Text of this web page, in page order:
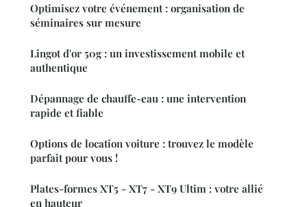
Optimisez votre événement : organisation de
séminaires sur mesure
Lingot d'or 50g : un investissement mobile et
authentique
Dépannage de chauffe-eau : une intervention
rapide et fiable
Options de location voiture : trouvez le modèle
parfait pour vous !
Plates-formes XT5 - XT7 - XT9 Ultim : votre allié
en hauteur